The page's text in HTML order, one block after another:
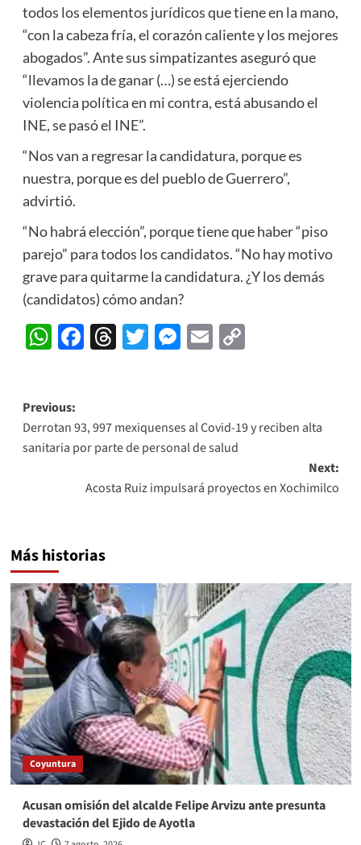
todos los elementos jurídicos que tiene en la mano,
“con la cabeza fría, el corazón caliente y los mejores
abogados”. Ante sus simpatizantes aseguró que
“llevamos la de ganar (…) se está ejerciendo
violencia política en mi contra, está abusando el
INE, se pasó el INE”.
“Nos van a regresar la candidatura, porque es
nuestra, porque es del pueblo de Guerrero”,
advirtió.
“No habrá elección”, porque tiene que haber “piso
parejo” para todos los candidatos. “No hay motivo
grave para quitarme la candidatura. ¿Y los demás
(candidatos) cómo andan?
WhatsApp
Facebook
Threads
Twitter
Messenger
EmailCopy
Post
navigation
Previous:
Derrotan 93, 997 mexiquenses al Covid-19 y reciben alta
sanitaria por parte de personal de salud
Next:
Acosta Ruiz impulsará proyectos en Xochimilco
Más historias
Coyuntura
Acusan omisión del alcalde Felipe Arvizu ante presunta
devastación del Ejido de Ayotla